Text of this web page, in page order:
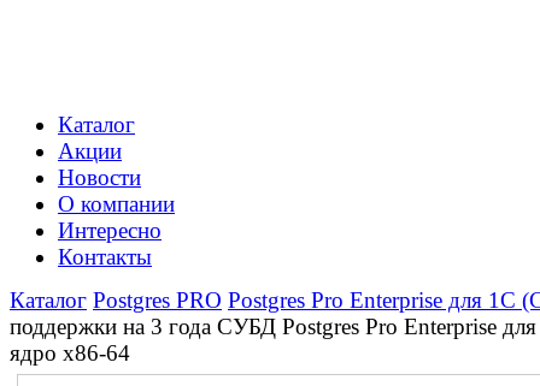
Каталог
Акции
Новости
О компании
Интересно
Контакты
Каталог Postgres PRO Postgres Pro Enterprise для 1C
поддержки на 3 года СУБД Postgres Pro Enterprise
ядро x86-64